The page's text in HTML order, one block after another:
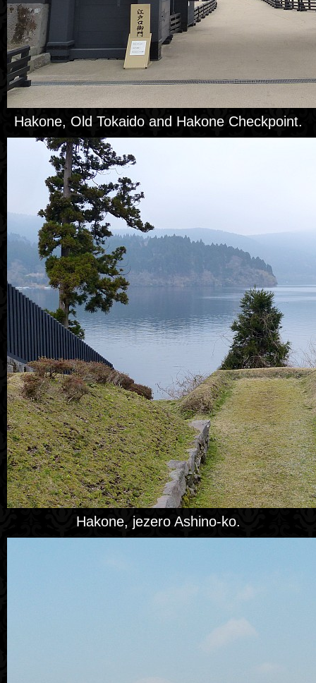
Hakone, Old Tokaido and Hakone Checkpoint.
Hakone, jezero Ashino-ko.